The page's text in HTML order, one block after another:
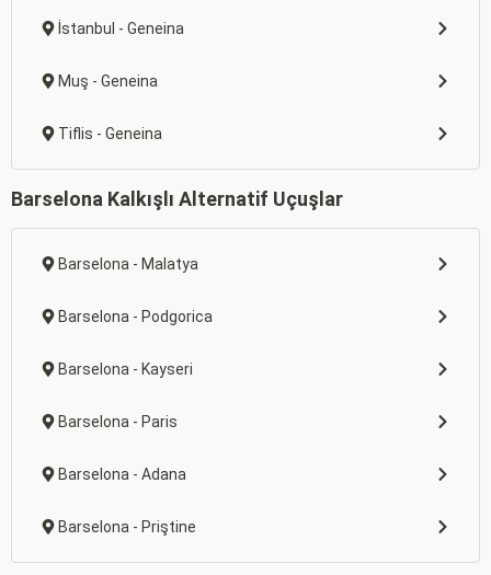
İstanbul - Geneina
Muş - Geneina
Tiflis - Geneina
Barselona Kalkışlı Alternatif Uçuşlar
Barselona - Malatya
Barselona - Podgorica
Barselona - Kayseri
Barselona - Paris
Barselona - Adana
Barselona - Priştine